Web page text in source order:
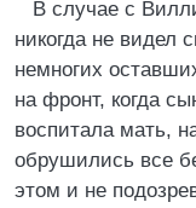
В случае с
никогда не видел
немногих
на фронт, когда
воспитала мать,
обрушились все
этом и не